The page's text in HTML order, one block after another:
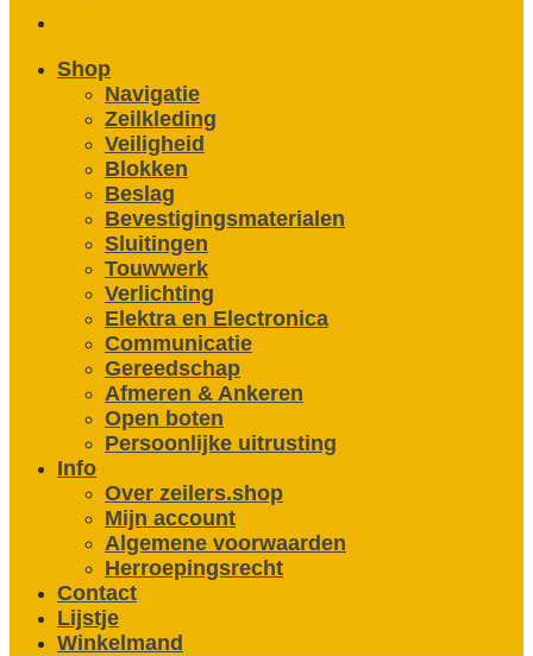
Shop
Navigatie
Zeilkleding
Veiligheid
Blokken
Beslag
Bevestigings­­materialen
Sluitingen
Touwwerk
Verlichting
Elektra en Electronica
Communicatie
Gereedschap
Afmeren & Ankeren
Open boten
Persoonlijke uitrusting
Info
Over zeilers.shop
Mijn account
Algemene voorwaarden
Herroepingsrecht
Contact
Lijstje
Winkelmand